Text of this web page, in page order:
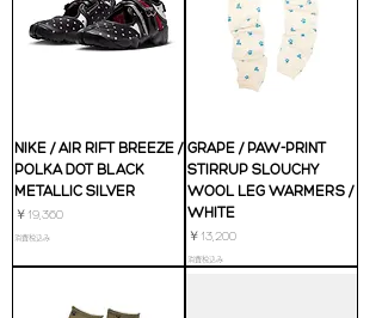
NIKE / AIR RIFT BREEZE /
POLKA DOT BLACK
METALLIC SILVER
価格
￥19,360
消費税込み
GRAPE / PAW-PRINT
STIRRUP SLOUCHY
WOOL LEG WARMERS /
WHITE
価格
￥13,200
消費税込み